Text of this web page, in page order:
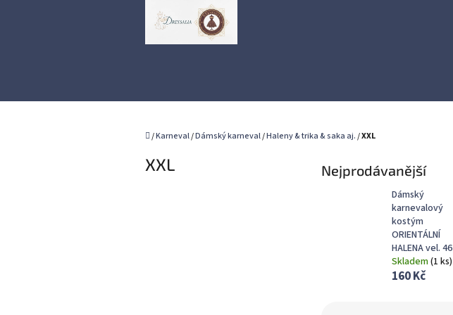
Domů
/Karneval/Dámský karneval/Haleny & trika & saka aj./XXL
XXL Nejprodávanější
Dámský
karnevalový
kostým
ORIENTÁLNÍ
HALENA vel. 46
Skladem(1 ks)
160 Kč